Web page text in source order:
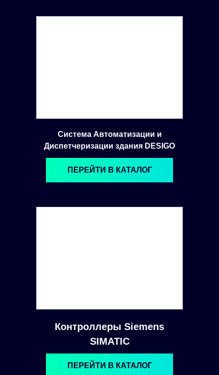
Система Автоматизации и
Диспетчеризации здания DESIGO
Контроллеры Siemens
SIMATIC
ПЕРЕЙТИ В КАТАЛОГ
ПЕРЕЙТИ В КАТАЛОГ